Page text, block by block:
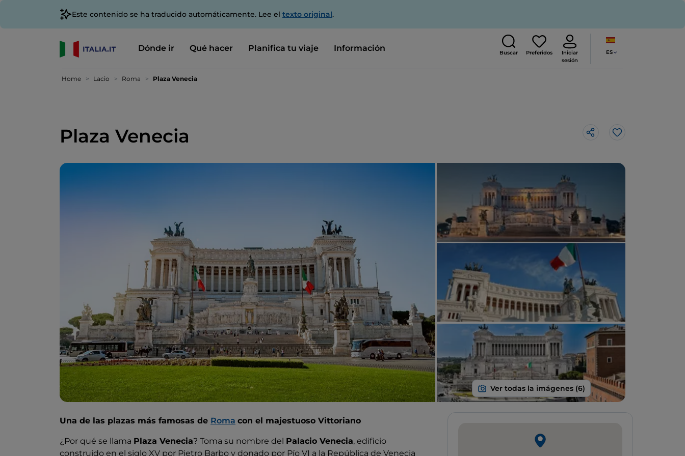
Este contenido se ha traducido automáticamente. Lee el texto original.
Dónde ir Qué hacer Planifica tu viaje Información Buscar Preferidos
Iniciar
sesión
ES
Home Lacio Roma Plaza Venecia
Plaza Venecia Me gusta
Una de las plazas más famosas de Roma con el majestuoso Vittoriano
¿Por qué se llama Plaza Venecia? Toma su nombre del Palacio Venecia, edificio
construido en el siglo XV por Pietro Barbo y donado por Pío VI a la República de Venecia